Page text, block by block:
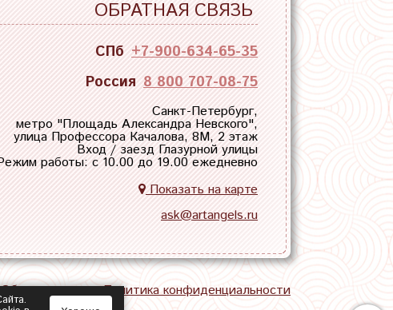
ОБРАТНАЯ СВЯЗЬ
СПб +7-900-634-65-35
Россия 8 800 707-08-75
Санкт-Петербург,
метро "Площадь Александра Невского",
улица Профессора Качалова, 8М, 2 этаж
Вход / заезд Глазурной улицы
работы: с 10.00 до 19.00 ежедневно
Показать на карте
ask@artangels.ru
Обратная связь Политика конфиденциальности